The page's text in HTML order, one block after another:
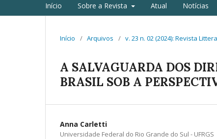
Início Sobre a Revista Atual Notícias
Início / Arquivos / v. 23 n. 02 (2024): Revista
A SALVAGUARDA DOS
BRASIL SOB A
Anna Carletti
Universidade Federal do Rio Grande do Sul - UFRGS